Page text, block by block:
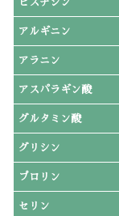
アルギニン
アラニン
アスパラギン酸
グルタミン酸
グリシン
プロリン
セリン